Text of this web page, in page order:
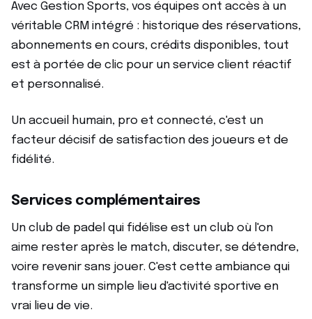
Avec Gestion Sports, vos équipes ont accès à un
véritable CRM intégré : historique des réservations,
abonnements en cours, crédits disponibles, tout
est à portée de clic pour un service client réactif
et personnalisé.
Un accueil humain, pro et connecté, c'est un
facteur décisif de satisfaction des joueurs et de
fidélité.
Services complémentaires
Un club de padel qui fidélise est un club où l'on
aime rester après le match, discuter, se détendre,
voire revenir sans jouer. C'est cette ambiance qui
transforme un simple lieu d'activité sportive en
vrai lieu de vie.